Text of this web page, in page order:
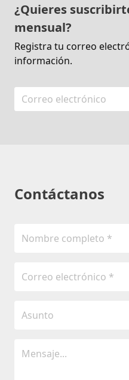
¿Quieres
mensual?
Registra tu correo
información.
Contáctanos